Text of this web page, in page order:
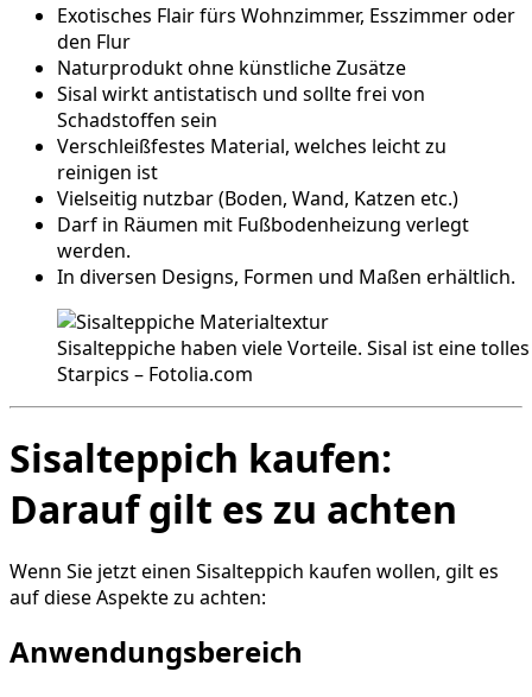
Exotisches Flair fürs Wohnzimmer, Esszimmer oder
den Flur
Naturprodukt ohne künstliche Zusätze
Sisal wirkt antistatisch und sollte frei von
Schadstoffen sein
Verschleißfestes Material, welches leicht zu
reinigen ist
Vielseitig nutzbar (Boden, Wand, Katzen etc.)
Darf in Räumen mit Fußbodenheizung verlegt
werden.
In diversen Designs, Formen und Maßen erhältlich.
Sisalteppiche haben viele Vorteile. Sisal ist eine
Starpics – Fotolia.com
Sisalteppich kaufen:
Darauf gilt es zu achten
Wenn Sie jetzt einen Sisalteppich kaufen wollen, gilt es
auf diese Aspekte zu achten:
Anwendungsbereich